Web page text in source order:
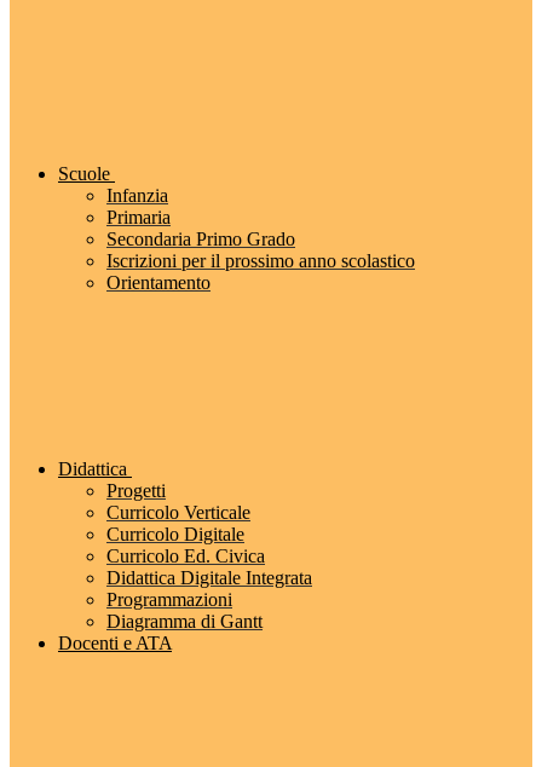
Scuole
Infanzia
Primaria
Secondaria Primo Grado
Iscrizioni per il prossimo anno scolastico
Orientamento
Didattica
Progetti
Curricolo Verticale
Curricolo Digitale
Curricolo Ed. Civica
Didattica Digitale Integrata
Programmazioni
Diagramma di Gantt
Docenti e ATA